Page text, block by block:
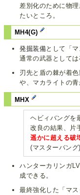
差別化のために物
たいところ。
MH4(G)
発掘装備として「
通常の武器としては
刃先と盾の棘が着
や、マカライトの青
MHX
ヘビィバングを
改良の結果、片
遥かに超える破
(マスターバング)
ハンターカリンガ
成できる。
最終強化した「マ